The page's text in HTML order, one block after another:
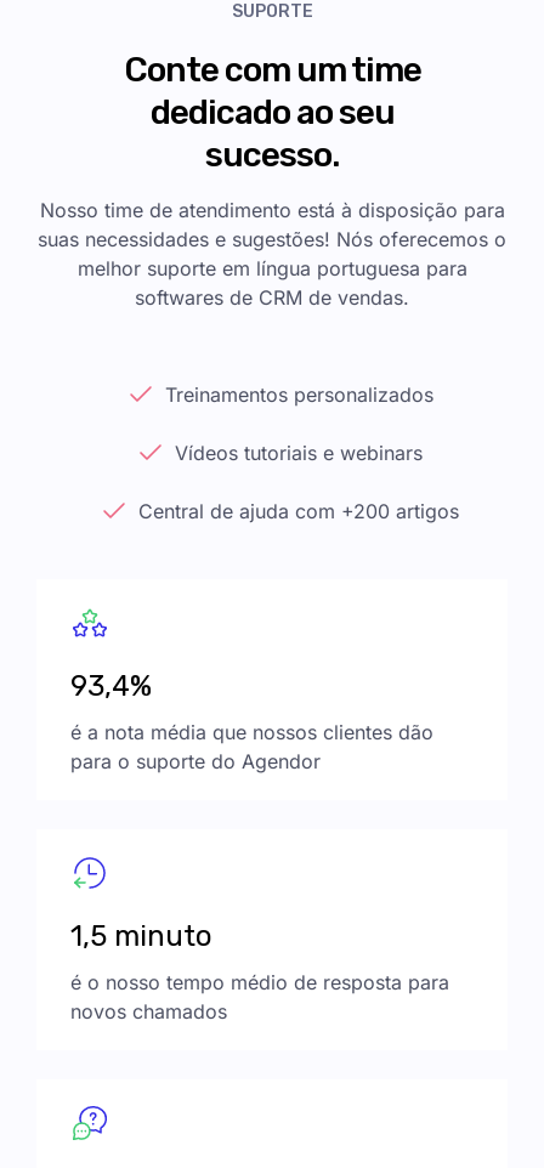
SUPORTE
Conte com um time
dedicado ao seu
sucesso.
Nosso time de atendimento está à disposição para
suas necessidades e sugestões! Nós oferecemos o
melhor suporte em língua portuguesa para
softwares de CRM de vendas.
Treinamentos personalizados
Vídeos tutoriais e webinars
Central de ajuda com +200 artigos
93,4%
é a nota média que nossos clientes dão
para o suporte do Agendor
1,5 minuto
é o nosso tempo médio de resposta para
novos chamados